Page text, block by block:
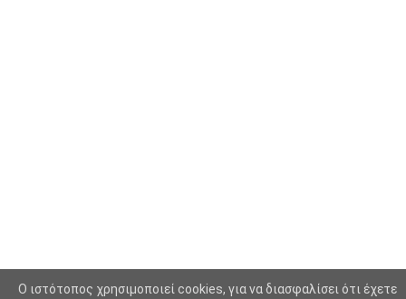
Πασοκ (415)
O ιστότοπος χρησιμοποιεί cookies, για να διασφαλίσει ότι έχετε